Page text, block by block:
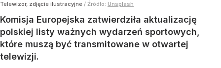
Telewizor, zdjęcie ilustracyjne / Źródło: Unsplash
Komisja Europejska zatwierdziła aktualizację
polskiej listy ważnych wydarzeń sportowych,
które muszą być transmitowane w otwartej
telewizji.